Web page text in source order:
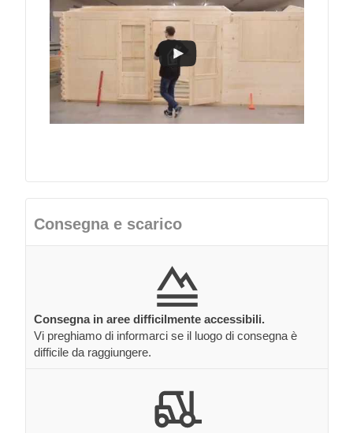
Consegna e scarico
Consegna in aree difficilmente accessibili.
Vi preghiamo di informarci se il luogo di consegna è
difficile da raggiungere.